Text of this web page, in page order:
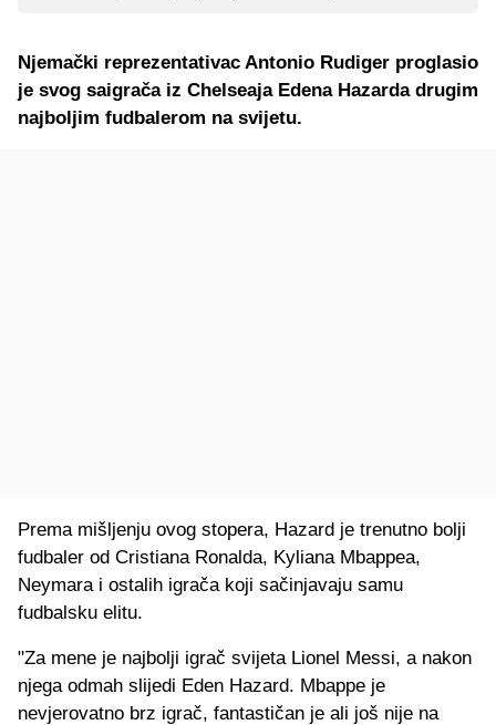
Njemački reprezentativac Antonio Rudiger proglasio
je svog saigrača iz Chelseaja Edena Hazarda drugim
najboljim fudbalerom na svijetu.
Prema mišljenju ovog stopera, Hazard je trenutno bolji
fudbaler od Cristiana Ronalda, Kyliana Mbappea,
Neymara i ostalih igrača koji sačinjavaju samu
fudbalsku elitu.
"Za mene je najbolji igrač svijeta Lionel Messi, a nakon
njega odmah slijedi Eden Hazard. Mbappe je
nevjerovatno brz igrač, fantastičan je ali još nije na